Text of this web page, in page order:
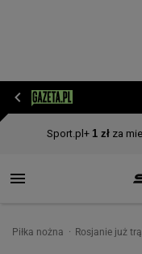
Piłka nożna Rosjanie już